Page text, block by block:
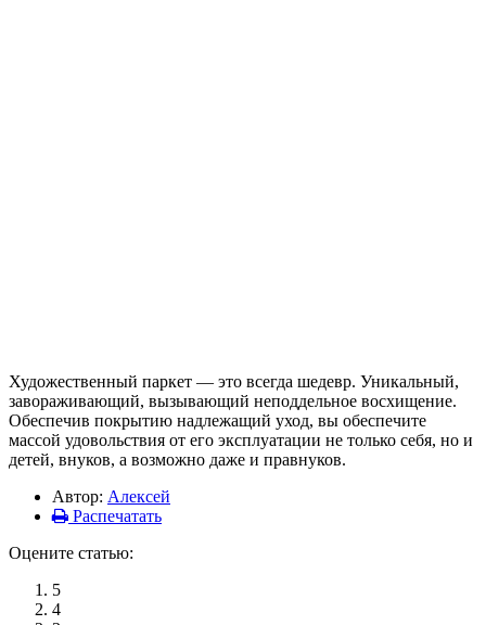
Художественный паркет — это всегда шедевр. Уникальный,
завораживающий, вызывающий неподдельное восхищение.
Обеспечив покрытию надлежащий уход, вы обеспечите
массой удовольствия от его эксплуатации не только себя, но и
детей, внуков, а возможно даже и правнуков.
Автор: Алексей
Распечатать
Оцените статью:
5
4